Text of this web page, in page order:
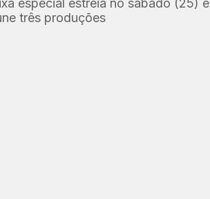
especial estreia no sábado (25) e
três produções